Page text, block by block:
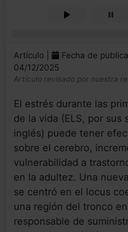
Artículo |
Fecha de
04/12/2025
Artículo revisado por nuestra
El estrés durante las
de la vida (ELS, por sus
inglés) puede tener
sobre el cerebro,
vulnerabilidad a
en la adultez. Una
se centró en el locus
una región del tronco
responsable de